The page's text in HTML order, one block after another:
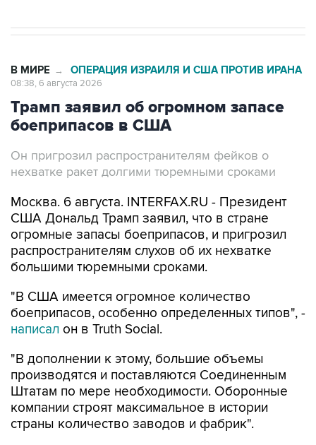
В МИРЕ → ОПЕРАЦИЯ ИЗРАИЛЯ И США ПРОТИВ ИРАНА
08:38, 6 августа 2026
Трамп заявил об огромном запасе
боеприпасов в США
Он пригрозил распространителям фейков о
нехватке ракет долгими тюремными сроками
Москва. 6 августа. INTERFAX.RU - Президент
США Дональд Трамп заявил, что в стране
огромные запасы боеприпасов, и пригрозил
распространителям слухов об их нехватке
большими тюремными сроками.
"В США имеется огромное количество
боеприпасов, особенно определенных типов", -
написал он в Truth Social.
"В дополнении к этому, большие объемы
производятся и поставляются Соединенным
Штатам по мере необходимости. Оборонные
компании строят максимальное в истории
страны количество заводов и фабрик".